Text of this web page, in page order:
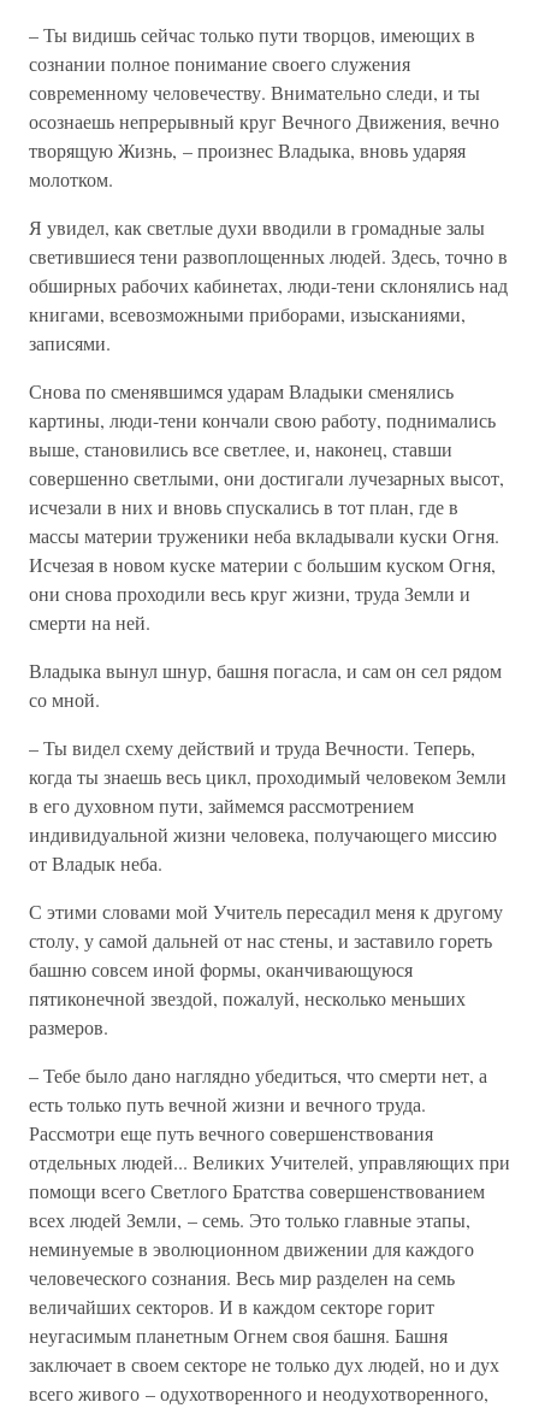
– Ты видишь сейчас только пути творцов, имеющих в
сознании полное понимание своего служения
современному человечеству. Внимательно следи, и ты
осознаешь непрерывный круг Вечного Движения, вечно
творящую Жизнь, – произнес Владыка, вновь ударяя
молотком.
Я увидел, как светлые духи вводили в громадные залы
светившиеся тени развоплощенных людей. Здесь, точно в
обширных рабочих кабинетах, люди-тени склонялись над
книгами, всевозможными приборами, изысканиями,
записями.
Снова по сменявшимся ударам Владыки сменялись
картины, люди-тени кончали свою работу, поднимались
выше, становились все светлее, и, наконец, ставши
совершенно светлыми, они достигали лучезарных высот,
исчезали в них и вновь спускались в тот план, где в
массы материи труженики неба вкладывали куски Огня.
Исчезая в новом куске материи с большим куском Огня,
они снова проходили весь круг жизни, труда Земли и
смерти на ней.
Владыка вынул шнур, башня погасла, и сам он сел рядом
со мной.
– Ты видел схему действий и труда Вечности. Теперь,
когда ты знаешь весь цикл, проходимый человеком Земли
в его духовном пути, займемся рассмотрением
индивидуальной жизни человека, получающего миссию
от Владык неба.
С этими словами мой Учитель пересадил меня к другому
столу, у самой дальней от нас стены, и заставило гореть
башню совсем иной формы, оканчивающуюся
пятиконечной звездой, пожалуй, несколько меньших
размеров.
– Тебе было дано наглядно убедиться, что смерти нет, а
есть только путь вечной жизни и вечного труда.
Рассмотри еще путь вечного совершенствования
отдельных людей... Великих Учителей, управляющих при
помощи всего Светлого Братства совершенствованием
всех людей Земли, – семь. Это только главные этапы,
неминуемые в эволюционном движении для каждого
человеческого сознания. Весь мир разделен на семь
величайших секторов. И в каждом секторе горит
неугасимым планетным Огнем своя башня. Башня
заключает в своем секторе не только дух людей, но и дух
всего живого – одухотворенного и неодухотворенного,